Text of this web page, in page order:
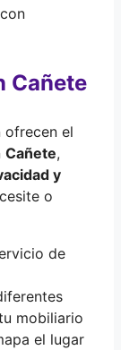
Cañete
ofrecen el
Cañete,
y
o
de
mobiliario
el lugar